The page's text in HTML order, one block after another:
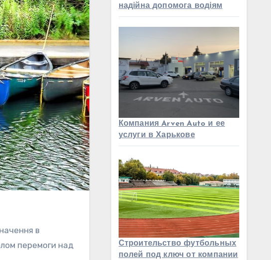
в
перемоги над
надійна допомога водіям
Компания Arven Auto и ее
услуги в Харькове
Строительство футбольных
полей под ключ от компании